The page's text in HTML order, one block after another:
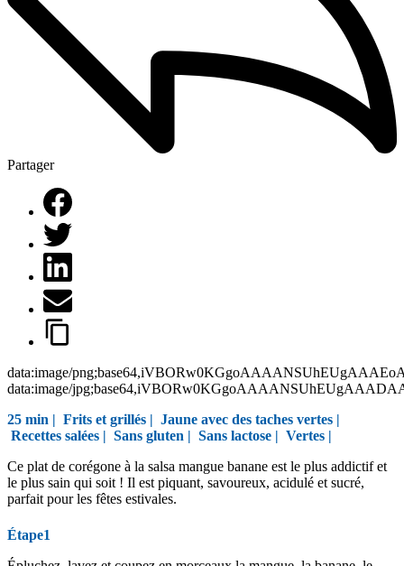
Partager
data:image/
data:image/
25 min | Frits et grillés | Jaune avec des taches vertes |
Recettes salées | Sans gluten | Sans lactose | Vertes |
Ce plat de corégone à la salsa mangue banane est le plus addictif et
le plus sain qui soit ! Il est piquant, savoureux, acidulé et sucré,
parfait pour les fêtes estivales.
Étape1